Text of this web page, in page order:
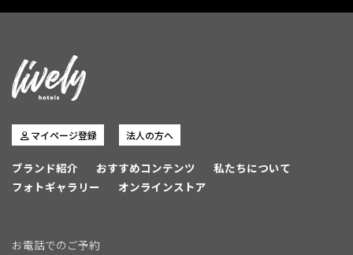
マイページ登録 法人の方へ
ブランド紹介 おすすめコンテンツ
私たちについて
フォトギャラリー
オンラインストア
お電話でのご予約